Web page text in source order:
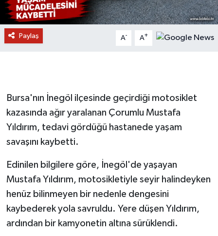
Paylaş A- A+
Bursa'nın İnegöl ilçesinde geçirdiği motosiklet
kazasında ağır yaralanan Çorumlu Mustafa
Yıldırım, tedavi gördüğü hastanede yaşam
savaşını kaybetti.
Edinilen bilgilere göre, İnegöl'de yaşayan
Mustafa Yıldırım, motosikletiyle seyir halindeyken
henüz bilinmeyen bir nedenle dengesini
kaybederek yola savruldu. Yere düşen Yıldırım,
ardından bir kamyonetin altına sürüklendi.